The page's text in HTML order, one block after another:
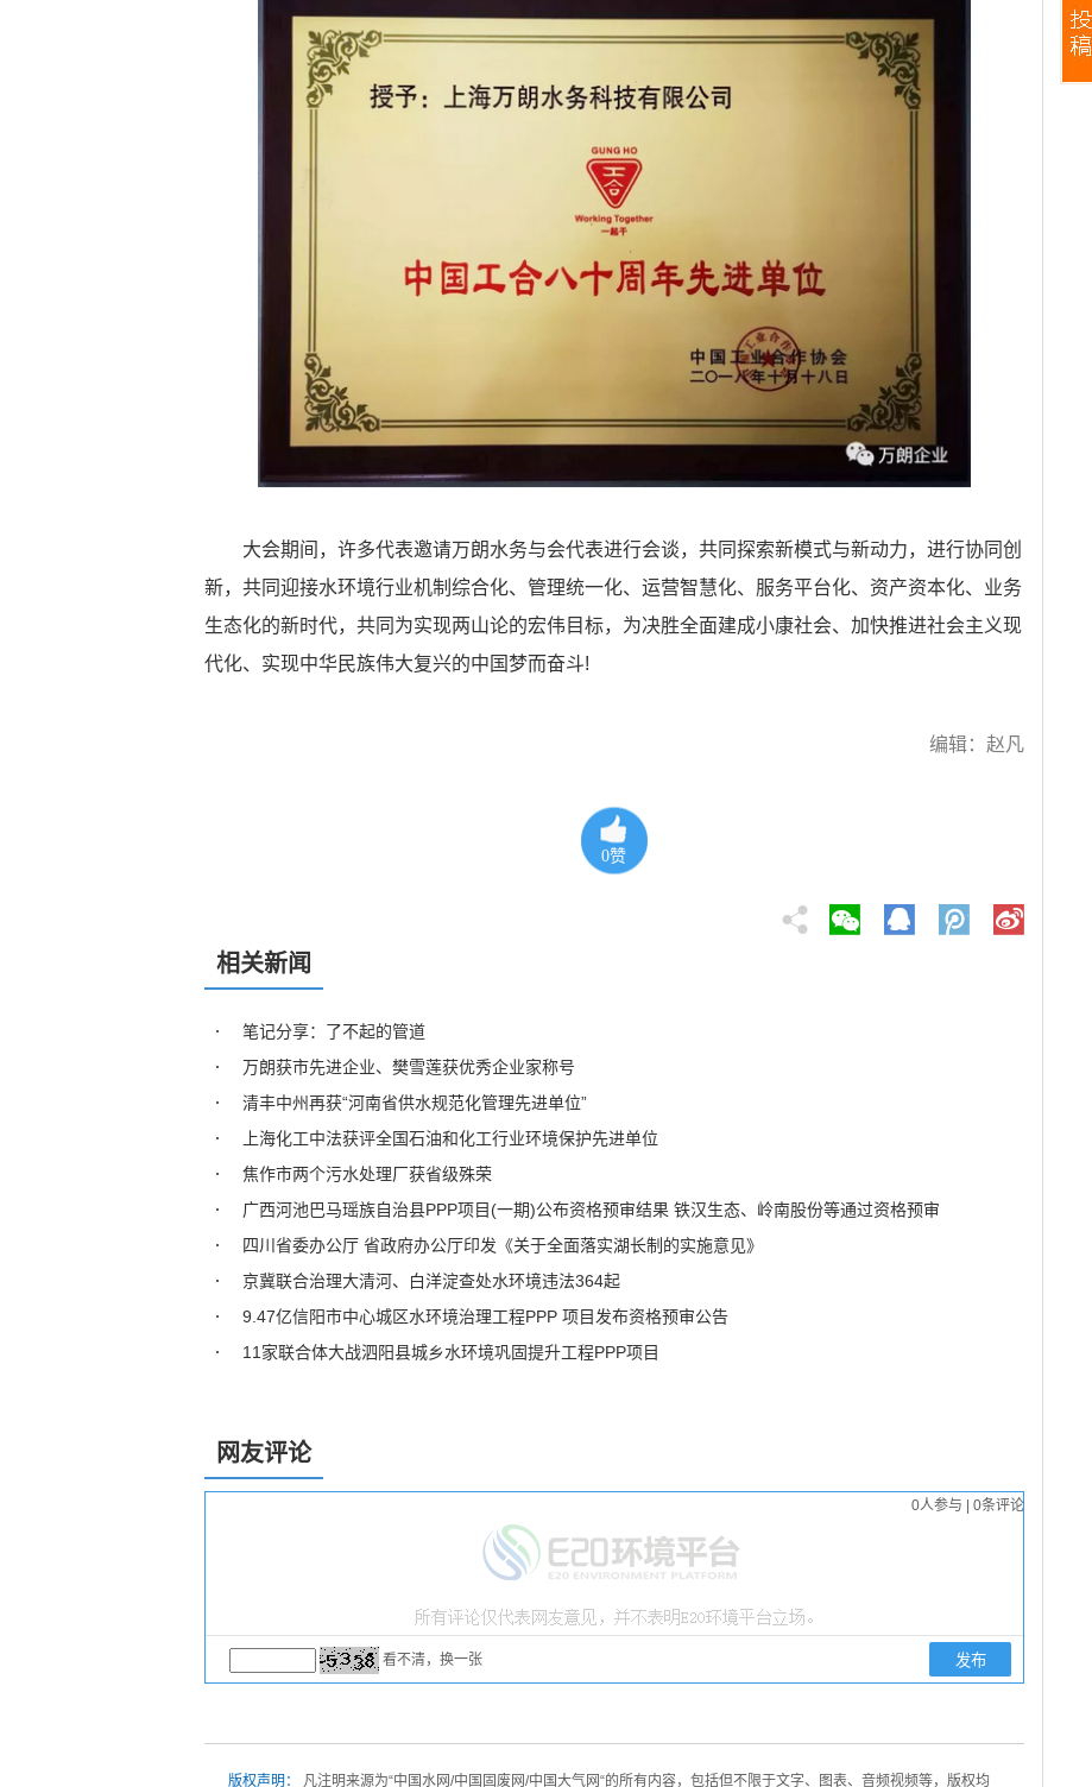
大会期间，许多代表邀请万朗水务与会代表进行会谈，共同探索新模式与新动力，进行协同创
新，共同迎接水环境行业机制综合化、管理统一化、运营智慧化、服务平台化、资产资本化、业务
生态化的新时代，共同为实现两山论的宏伟目标，为决胜全面建成小康社会、加快推进社会主义现
代化、实现中华民族伟大复兴的中国梦而奋斗!
编辑：赵凡
0赞
相关新闻
笔记分享：了不起的管道
万朗获市先进企业、樊雪莲获优秀企业家称号
清丰中州再获“河南省供水规范化管理先进单位”
上海化工中法获评全国石油和化工行业环境保护先进单位
焦作市两个污水处理厂获省级殊荣
广西河池巴马瑶族自治县PPP项目(一期)公布资格预审结果 铁汉生态、岭南股份等通过资格预审
四川省委办公厅 省政府办公厅印发《关于全面落实湖长制的实施意见》
京冀联合治理大清河、白洋淀查处水环境违法364起
9.47亿信阳市中心城区水环境治理工程PPP 项目发布资格预审公告
11家联合体大战泗阳县城乡水环境巩固提升工程PPP项目
网友评论
0人参与 | 0条评论
看不清，换一张
版权声明： 凡注明来源为“中国水网/中国固废网/中国大气网“的所有内容，包括但不限于文字、图表、音频视频等，版权均